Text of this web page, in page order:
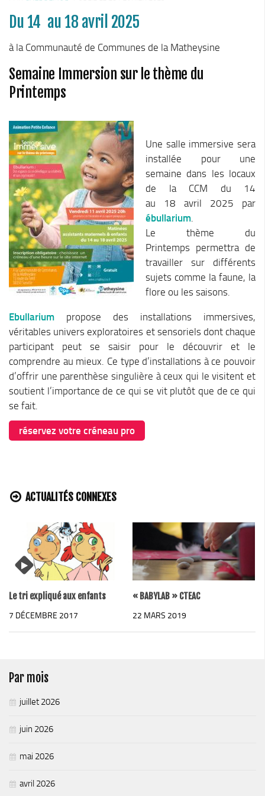
Les services
La CCM recrute
Publications
Economie & Tourisme
Développement économique
LEADER, aides européennes
Travaillez en Matheysine
Facturation électronique
Montagne, Agriculture & Forêt
Guide des producteurs
Aide aux alpages
Stratégie forestière du massif sud Isère
Stratégie Foncière
Reconquête de terrains agricoles et installations
Projet Alimentaire Territorial
Aménagement du territoire
Urbanisme ADS (Autorisation des droits du sol)
Architecte conseil
Bornes pour Véhicules Electriques
Stratégie de développement touristique
Territoire Napoléon
Chemins de randonnée
Via Ferrata
Taxe de séjour & Tourisme
La taxe de séjour
Matheysine Tourisme
Grandir en Matheysine
Jeunesse
Jeunes En Matheysine
Du 14 au 18 avril 2025
à la Communauté de Communes de la Matheysine
Semaine Immersion sur le thème du
Printemps
Une salle immersive sera
installée pour une
semaine dans les locaux
de la CCM du 14
au 18 avril 2025 par
ébullarium.
Le thème du
Printemps permettra de
travailler sur différents
sujets comme la faune, la
flore ou les saisons.
Ebullarium propose des installations immersives,
véritables univers exploratoires et sensoriels dont chaque
participant peut se saisir pour le découvrir et le
comprendre au mieux. Ce type d’installations à ce pouvoir
d’offrir une parenthèse singulière à ceux qui le visitent et
soutient l’importance de ce qui se vit plutôt que de ce qui
se fait.
réservez votre créneau pro
ACTUALITÉS CONNEXES
Le tri expliqué aux enfants
7 DÉCEMBRE 2017
« BABYLAB » CTEAC
22 MARS 2019
Par mois
juillet 2026
juin 2026
mai 2026
avril 2026